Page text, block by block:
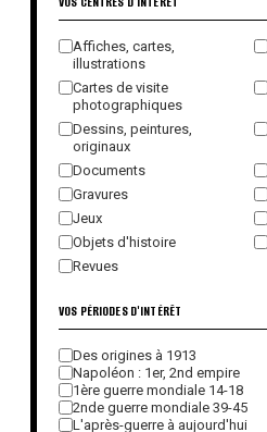
Affiches, cartes,
illustrations
Cartes de visite
photographiques
Dessins, peintures,
originaux
Documents
Gravures
Jeux
Objets d'histoire
Revues
VOS PÉRIODES D'INTÉRÊT
Des origines à 1913
Napoléon : 1er, 2nd empire
1ère guerre mondiale 14-18
2nde guerre mondiale 39-45
L'après-guerre à aujourd'hui